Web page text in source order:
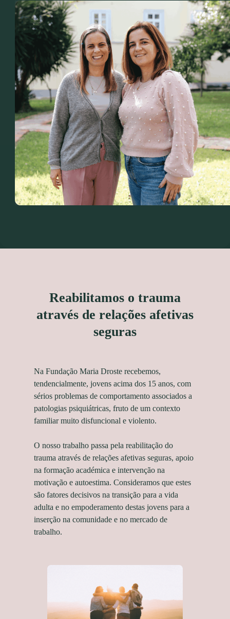
Reabilitamos o trauma
através de relações afetivas
seguras
Na Fundação Maria Droste recebemos,
tendencialmente, jovens acima dos 15 anos, com
sérios problemas de comportamento associados a
patologias psiquiátricas, fruto de um contexto
familiar muito disfuncional e violento.
O nosso trabalho passa pela reabilitação do
trauma através de relações afetivas seguras, apoio
na formação académica e intervenção na
motivação e autoestima. Consideramos que estes
são fatores decisivos na transição para a vida
adulta e no empoderamento destas jovens para a
inserção na comunidade e no mercado de
trabalho.